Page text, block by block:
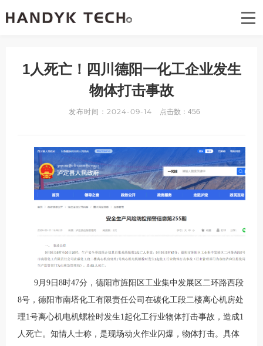
首页
汉迪可技术专案
汉迪可资讯
汉迪可公益
联系我们
1人死亡！四川德阳一化工企业发生
物体打击事故
发布时间：2024-09-14 点击数： 456
9月9日8时47分，德阳市旌阳区工业集中发展区二环路西段
8号，德阳市南塔化工有限责任公司在碳化工段二楼离心机房处
理1号离心机电机螺栓时发生1起化工行业物体打击事故，造成1
人死亡。 知情人士称，是现场动火作业闪爆，物体打击。具体